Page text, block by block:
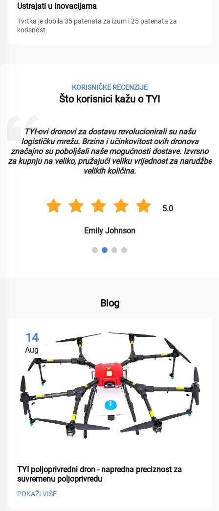
Ustrajati u inovacijama
Tvrtka je dobila 35 patenata za izum i 25 patenata za
korisnost.
KORISNIČKE RECENZIJE
Što korisnici kažu o TYI
TYI-ovi dronovi za dostavu revolucionirali su našu
logističku mrežu. Brzina i učinkovitost ovih dronova
značajno su poboljšali naše mogućnosti dostave. Izvrsno
za kupnju na veliko, pružajući veliku vrijednost za narudžbe
velikih količina.
5.0
Emily Johnson
Blog
14
Aug
TYI poljoprivredni dron - napredna preciznost za
suvremenu poljoprivredu
POKAŽI VIŠE